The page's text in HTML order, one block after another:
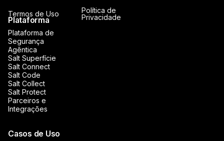
Plataforma
Plataforma de
Segurança
Agêntica
Salt Superfície
Salt Connect
Salt Code
Salt Collect
Salt Protect
Parceiros e
Integrações
Casos de Uso
Termos de Uso
Política de
Privacidade